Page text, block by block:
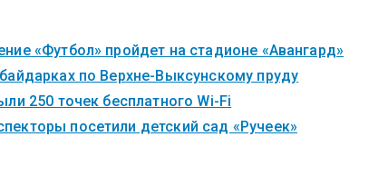
«Футбол» пройдет на стадионе «Авангард»
по Верхне-Выксунскому пруду
250 точек бесплатного Wi-Fi
посетили детский сад «Ручеек»